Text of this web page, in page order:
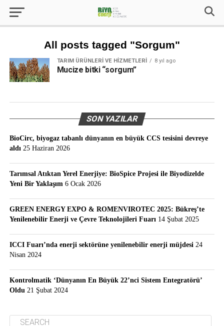
All posts tagged "Sorgum"
TARIM ÜRÜNLERI VE HIZMETLERI 8 yıl ago
Mucize bitki “sorgum”
SON YAZILAR
BioCirc, biyogaz tabanlı dünyanın en büyük CCS tesisini devreye
aldı 25 Haziran 2026
Tarımsal Atıktan Yerel Enerjiye: BioSpice Projesi ile Biyodizelde
Yeni Bir Yaklaşım 6 Ocak 2026
GREEN ENERGY EXPO & ROMENVIROTEC 2025: Bükreş’te
Yenilenebilir Enerji ve Çevre Teknolojileri Fuarı 14 Şubat 2025
ICCI Fuarı’nda enerji sektörüne yenilenebilir enerji müjdesi 24
Nisan 2024
Kontrolmatik ‘Dünyanın En Büyük 22’nci Sistem Entegratörü’
Oldu 21 Şubat 2024